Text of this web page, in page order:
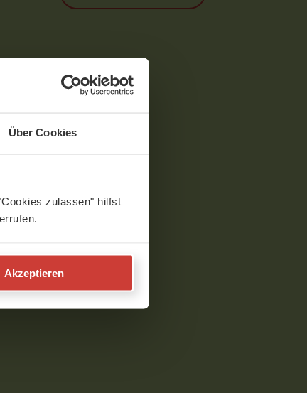
Über Cookies
zulassen" hilfst
Akzeptieren